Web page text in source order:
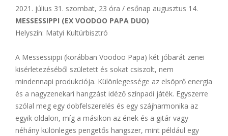
2021. július 31. szombat, 23 óra / esőnap augusztus 14.
MESSESSIPPI (EX VOODOO PAPA DUO)
Helyszín: Matyi Kultúrbisztró
A Messessippi (korábban Voodoo Papa) két jóbarát zenei
kisérletezéséből született és sokat csiszolt, nem
mindennapi produkciója. Különlegessége az elsöprő energia
és a nagyzenekari hangzást idéző színpadi játék. Egyszerre
szólal meg egy dobfelszerelés és egy szájharmonika az
egyik oldalon, míg a másikon az ének és a gitár vagy
néhány különleges pengetős hangszer, mint például egy